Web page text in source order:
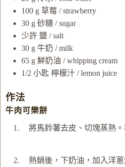
100 g 草莓 / strawberry
30 g 砂糖 / sugar
少許 鹽 / salt
30 g 牛奶 / milk
65 g 鮮奶油 / whipping cream
1/2 小匙 檸檬汁 / lemon juice
作法
牛肉可樂餅
將馬鈴薯去皮、切塊蒸熟。
熱鍋後，下奶油，加入洋